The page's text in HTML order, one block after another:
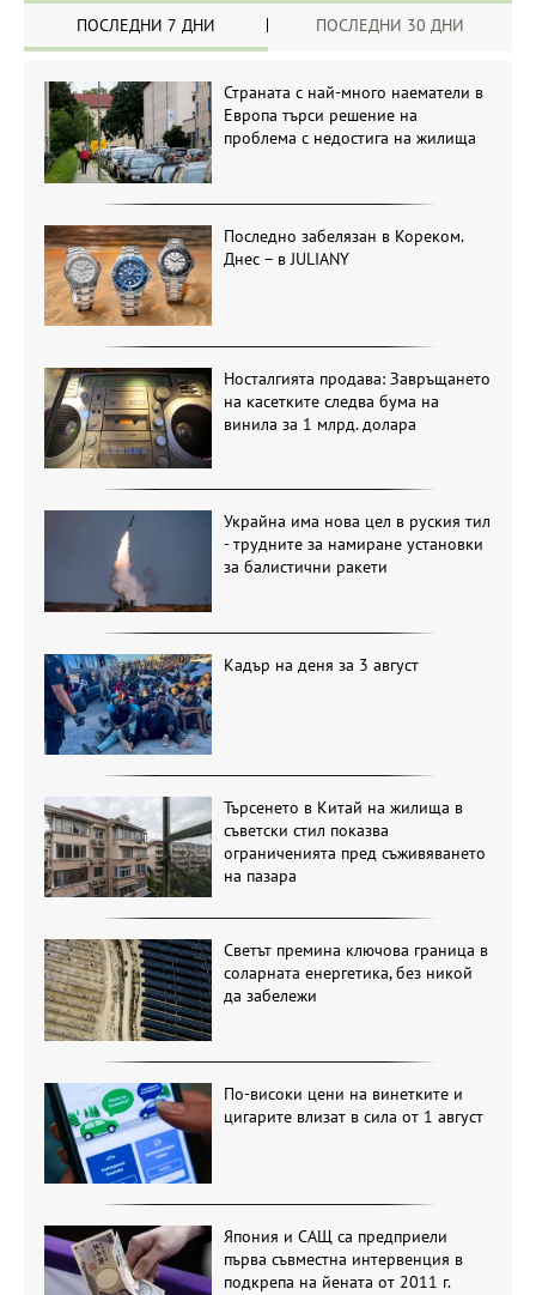
ПОСЛЕДНИ 7 ДНИ ПОСЛЕДНИ 30 ДНИ
Страната с най-много наематели в
Европа търси решение на
проблема с недостига на жилища
Последно забелязан в Кореком.
Днес – в JULIANY
Носталгията продава: Завръщането
на касетките следва бума на
винила за 1 млрд. долара
Украйна има нова цел в руския тил
- трудните за намиране установки
за балистични ракети
Кадър на деня за 3 август
Търсенето в Китай на жилища в
съветски стил показва
ограниченията пред съживяването
на пазара
Светът премина ключова граница в
соларната енергетика, без никой
да забележи
По-високи цени на винетките и
цигарите влизат в сила от 1 август
Япония и САЩ са предприели
първа съвместна интервенция в
подкрепа на йената от 2011 г.